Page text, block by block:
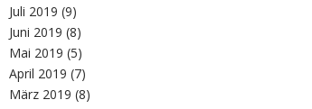
Juli 2019 (9)
Juni 2019 (8)
Mai 2019 (5)
April 2019 (7)
März 2019 (8)